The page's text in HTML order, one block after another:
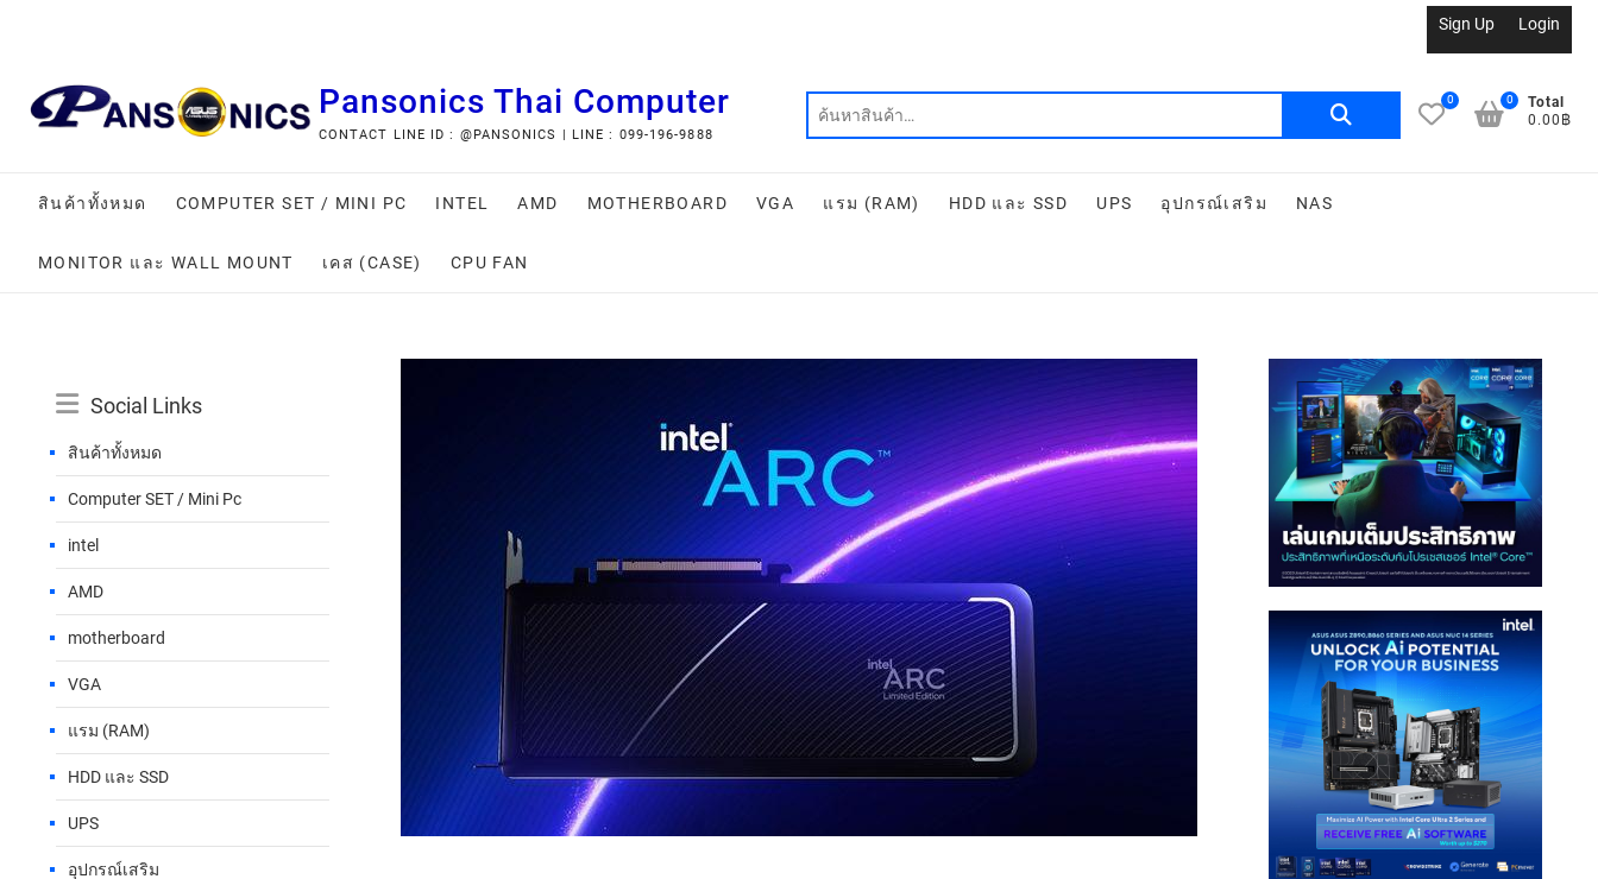
Sign Up Login
Pansonics Thai Computer
CONTACT LINE ID : @PANSONICS | LINE : 099-196-9888
0
Total
0.00฿
0
สินค้าทั้งหมด COMPUTER SET / MINI PC INTEL AMD MOTHERBOARD VGA แรม (RAM) HDD และ SSD UPS อุปกรณ์เสริม NAS
MONITOR และ WALL MOUNT เคส (CASE) CPU FAN
Social Links
สินค้าทั้งหมด
Computer SET / Mini Pc
intel
AMD
motherboard
VGA
แรม (RAM)
HDD และ SSD
UPS
อุปกรณ์เสริม